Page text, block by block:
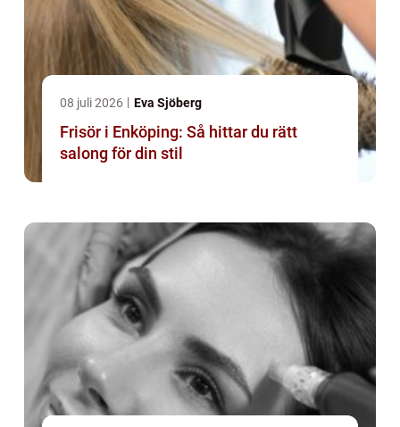
08 juli 2026 Eva Sjöberg
Frisör i Enköping: Så hittar du rätt
salong för din stil